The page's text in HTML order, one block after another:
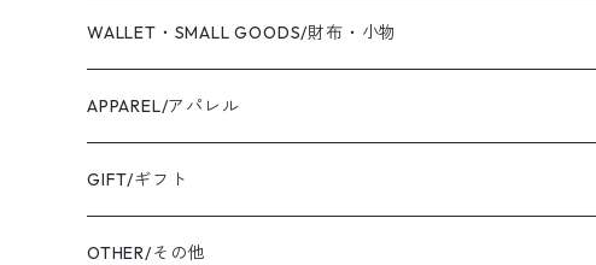
PIERCED EARRINGS/ピアス
EAR CUFF/イヤーカフ
BANGLE・BRACELET/バングル・ブレスレット
K18YG/K18イエローゴールド
CANVAS/帆布
LEATHER/皮革
トートバッグ
ショルダーバッグ
WALLET・SMALL GOODS/財布・小物
APPAREL/アパレル
TOPS/トップス
SHIRT・BLOUSE/シャツ・ブラウス
OUTER/アウター
GIFT/ギフト
OTHER/その他